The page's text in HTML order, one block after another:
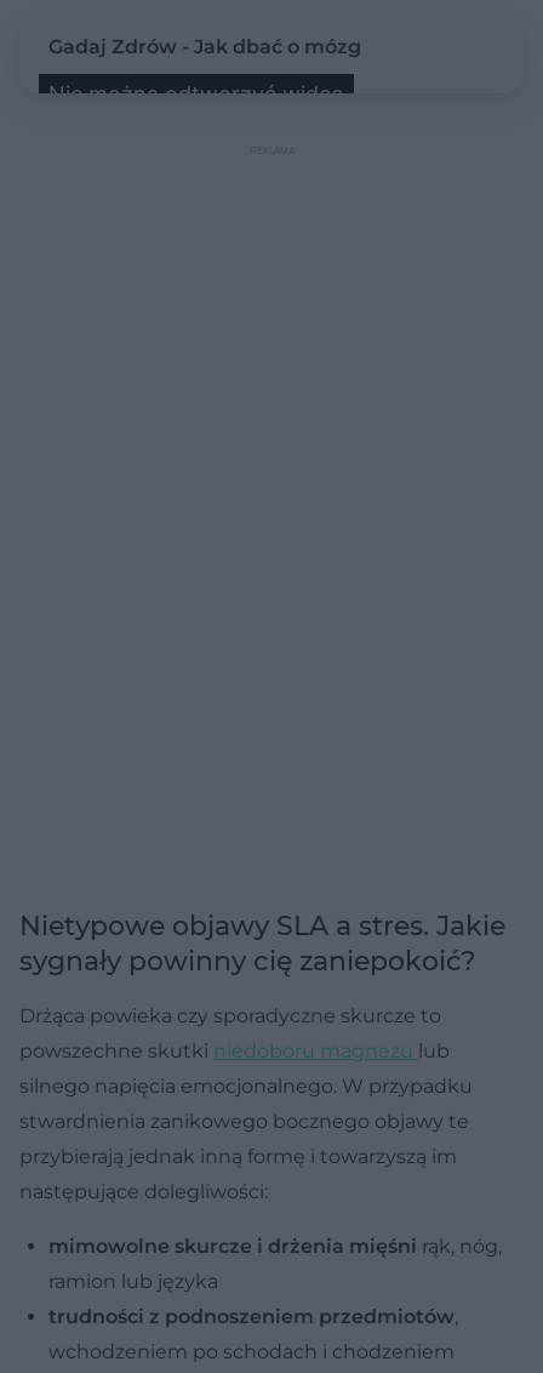
Gadaj Zdrów - Jak dbać o mózg
Nie można odtworzyć wideo
Nietypowe objawy SLA a stres. Jakie
sygnały powinny cię zaniepokoić?
Drżąca powieka czy sporadyczne skurcze to
powszechne skutki niedoboru magnezu lub
silnego napięcia emocjonalnego. W przypadku
stwardnienia zanikowego bocznego objawy te
przybierają jednak inną formę i towarzyszą im
następujące dolegliwości:
mimowolne skurcze i drżenia mięśni rąk, nóg,
ramion lub języka
trudności z podnoszeniem przedmiotów,
wchodzeniem po schodach i chodzeniem